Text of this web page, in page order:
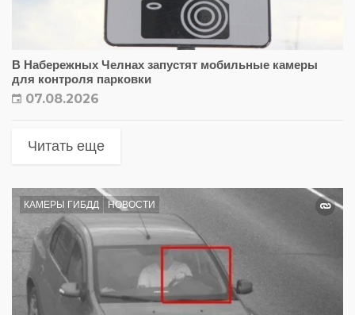
В Набережных Челнах запустят мобильные камеры
для контроля парковки
07.08.2026
Читать еще
КАМЕРЫ ГИБДД НОВОСТИ